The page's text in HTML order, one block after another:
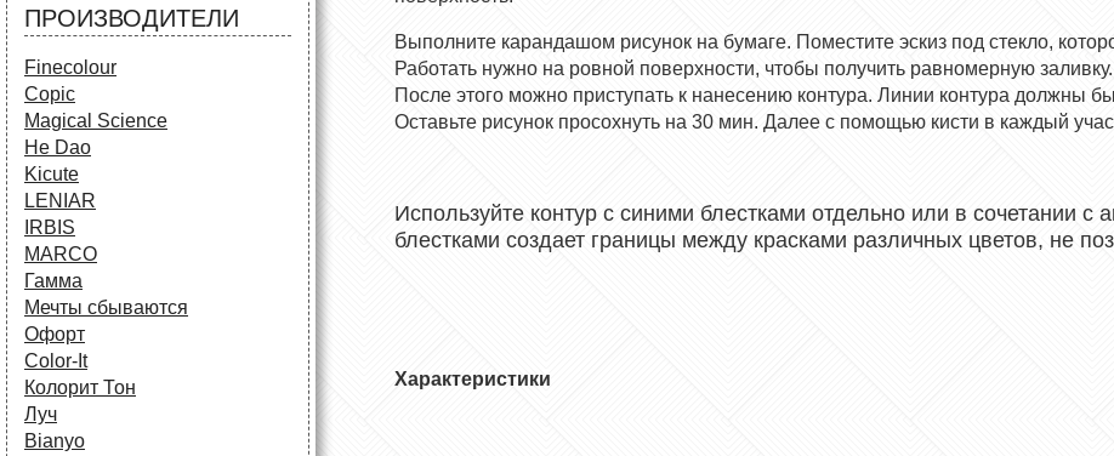
Аксессуары для
школьников
ПРОИЗВОДИТЕЛИ
Finecolour
Copic
Magical Science
He Dao
Kicute
LENIAR
IRBIS
MARCO
Гамма
Мечты сбываются
Офорт
Сolor-It
Колорит Тон
Луч
Bianyo
Выполните карандашом рисунок на бумаге. Поместите эскиз под стекло,
Работать нужно на ровной поверхности, чтобы получить равномерную
После этого можно приступать к нанесению контура. Линии контура должны
Оставьте рисунок просохнуть на 30 мин. Далее с помощью кисти в каждый
Используйте контур с синими блестками отдельно или в сочетании с
блестками создает границы между красками различных цветов, не
Характеристики